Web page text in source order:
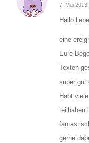
sagte:
7. Mai 2013
Hallo
eine
Eure
Texten
super gut
Habt
teilhaben
gerne